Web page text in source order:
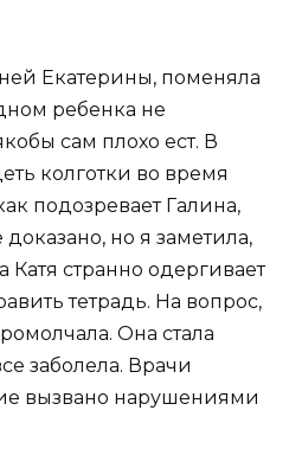
Екатерины, поменяла
ребенка не
сам плохо ест. В
колготки во время
подозревает Галина,
но я заметила,
Катя странно одергивает
тетрадь. На вопрос,
Она стала
заболела. Врачи
вызвано нарушениями